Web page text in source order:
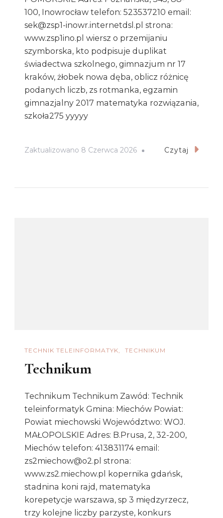
100, Inowrocław telefon: 523537210 email:
sek@zsp1-inowr.internetdsl.pl strona:
www.zsp1ino.pl wiersz o przemijaniu
szymborska, kto podpisuje duplikat
świadectwa szkolnego, gimnazjum nr 17
kraków, żłobek nowa dęba, oblicz różnicę
podanych liczb, zs rotmanka, egzamin
gimnazjalny 2017 matematyka rozwiązania,
szkoła275 yyyyy
Zaktualizowano 8 Czerwca 2026 Czytaj
TECHNIK TELEINFORMATYK TECHNIKUM
Technikum
Technikum Technikum Zawód: Technik
teleinformatyk Gmina: Miechów Powiat:
Powiat miechowski Województwo: WOJ.
MAŁOPOLSKIE Adres: B.Prusa, 2, 32-200,
Miechów telefon: 413831174 email:
zs2miechow@o2.pl strona:
www.zs2.miechow.pl kopernika gdańsk,
stadnina koni rajd, matematyka
korepetycje warszawa, sp 3 międzyrzecz,
trzy kolejne liczby parzyste, konkurs